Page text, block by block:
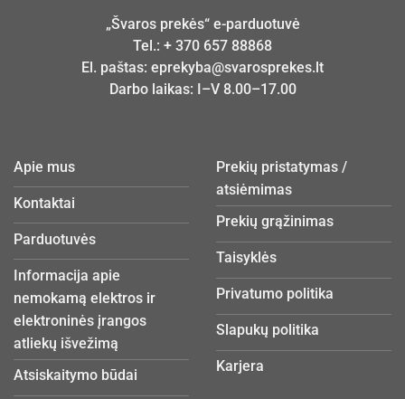
„Švaros prekės“ e-parduotuvė
Tel.: + 370 657 88868
El. paštas: eprekyba@svarosprekes.lt
Darbo laikas: I–V 8.00–17.00
Apie mus
Kontaktai
Parduotuvės
Informacija apie
nemokamą elektros ir
elektroninės įrangos
atliekų išvežimą
Atsiskaitymo būdai
Prekių pristatymas /
atsiėmimas
Prekių grąžinimas
Taisyklės
Privatumo politika
Slapukų politika
Karjera